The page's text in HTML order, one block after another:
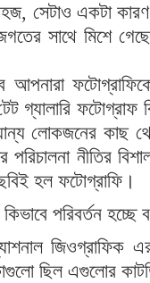
, সেটাও একটা
সাথে মিশে গেছে
আপনারা
গ্যালারি ফটোগ্রাফ
লোকজনের কাছ
নীতির
হল ফটোগ্রাফি।
পরিবর্তন
জিওগ্রাফিক
ছিল এগুলোর